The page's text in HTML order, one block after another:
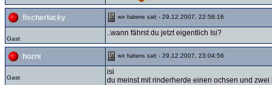
fischerlucky wir habens satt - 29.12.2007, 22:58:16
Gast
..wann fährst du jetzt eigentlich Isi?
hozni wir habens satt - 29.12.2007, 23:04:56
Gast
isi
du meinst mit rinderherde einen ochsen und zwei